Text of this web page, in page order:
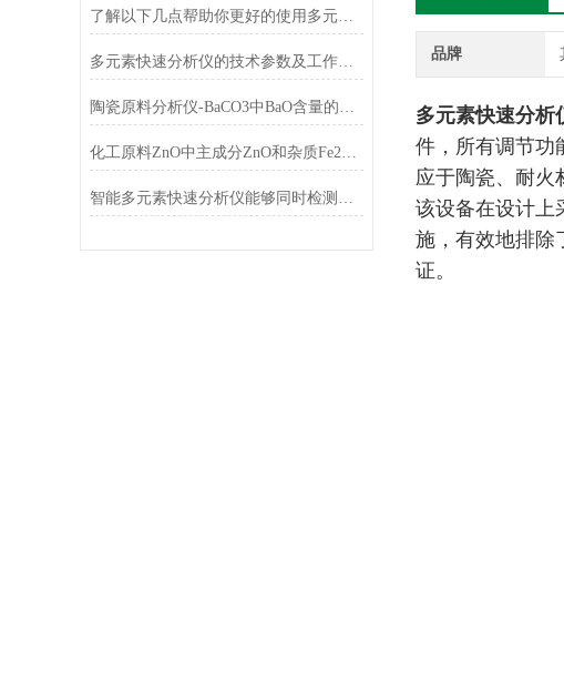
了解以下几点帮助你更好的使用多元素快速分析仪
多元素快速分析仪的技术参数及工作条件
陶瓷原料分析仪-BaCO3中BaO含量的测定
化工原料ZnO中主成分ZnO和杂质Fe2O3的测定
智能多元素快速分析仪能够同时检测和分析多少种元素？
品牌
多元素快速分析
件，所有调节功
应于陶瓷、耐火
该设备在设计上
施，有效地排除
证。